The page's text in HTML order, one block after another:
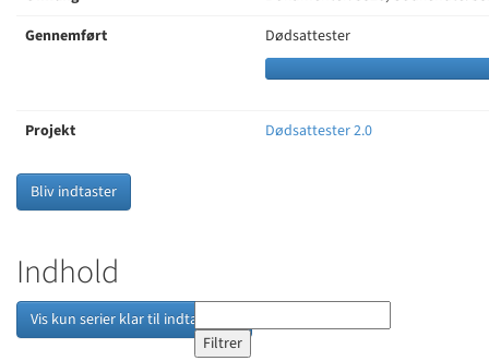
Gennemført
Dødsattester
Projekt Dødsattester 2.0
Bliv indtaster
Indhold
Vis kun serier klar til indtastning